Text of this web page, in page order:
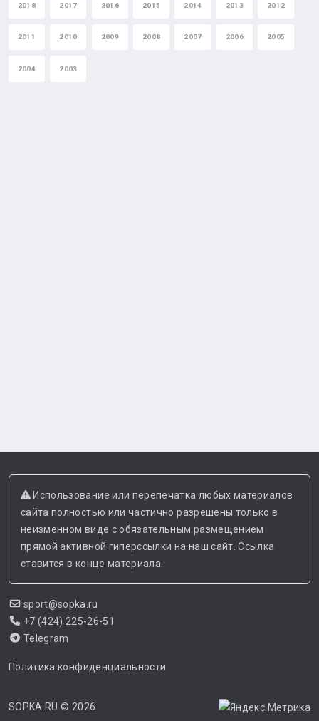
2018 2017 2016 2015 2014 2013 2012
2011 2010 2009 2008 2007 2006 2005
2004 2003
Использование или перепечатка любых материалов
сайта полностью или частично разрешены только в
неизменном виде с обязательным размещением
прямой активной гиперссылки на наш сайт. Ссылка
ставится в конце материала.
sport@sopka.ru
+7 (424) 225-26-51
Telegram
Политика конфиденциальности
SOPKA.RU © 2026